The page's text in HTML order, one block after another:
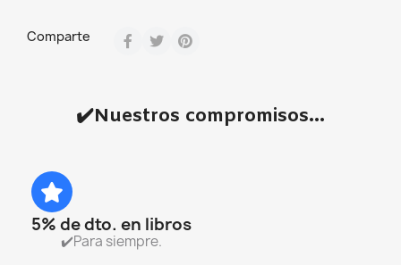
Comparte
✔️Nuestros compromisos...
5% de dto. en libros
✔️Para siempre.